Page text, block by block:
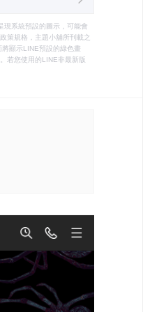
現系統預設的圖示，可能會
策規格，主題小舖所刊載之
顯示LINE預設的綠色畫
若您使用的LINE非最新版